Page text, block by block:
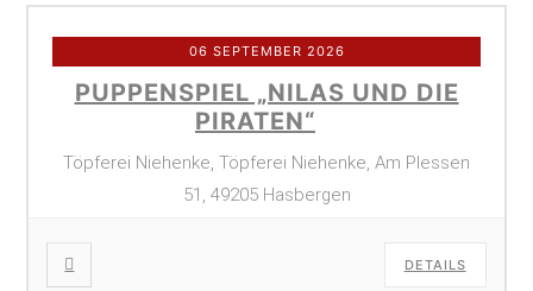
06 SEPTEMBER 2026
PUPPENSPIEL „NILAS UND DIE
PIRATEN“
Töpferei Niehenke, Töpferei Niehenke, Am Plessen
51, 49205 Hasbergen
DETAILS